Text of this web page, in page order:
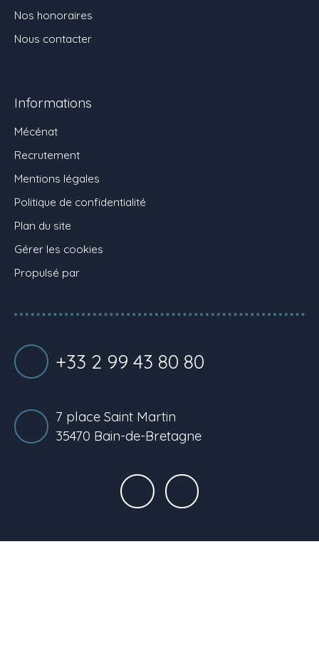
Nos honoraires
Nous contacter
Informations
Mécénat
Recrutement
Mentions légales
Politique de confidentialité
Plan du site
Gérer les cookies
Propulsé par
+33 2 99 43 80 80
7 place Saint Martin
35470 Bain-de-Bretagne